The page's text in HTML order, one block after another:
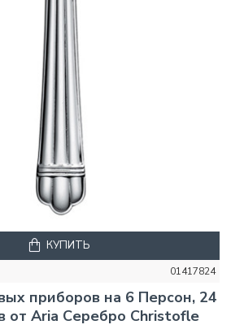
01417824
приборов на 6 Персон, 24
от Aria Серебро Christofle
КУПИТЬ